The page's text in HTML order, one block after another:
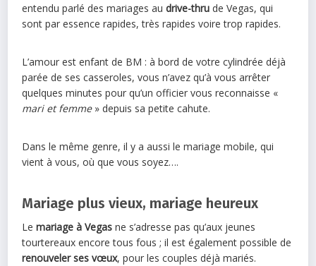
entendu parlé des mariages audrive-thru de Vegas, qui
sont par essence rapides, très rapides voire trop rapides.
L’amour est enfant de BM : à bord de votre cylindrée déjà
parée de ses casseroles, vous n’avez qu’à vous arrêter
quelques minutes pour qu’un officier vous reconnaisse «
mari et femme» depuis sa petite cahute.
Dans le même genre, il y a aussi le mariage mobile, qui
vient à vous, où que vous soyez….
Mariage plus vieux, mariage heureux
Lemariage à Vegas ne s’adresse pas qu’aux jeunes
tourtereaux encore tous fous ; il est également possible de
renouveler ses vœux, pour les couples déjà mariés.